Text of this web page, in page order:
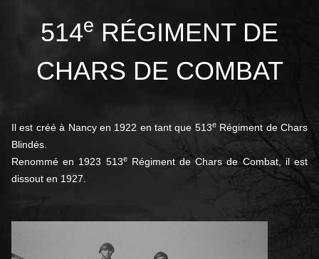
514e RÉGIMENT DE
CHARS DE COMBAT
Il est créé à Nancy en 1922 en tant que 513eRégiment de Chars
Blindés.
Renommé en 1923 513eRégiment de Chars de Combat, il est
dissout en 1927